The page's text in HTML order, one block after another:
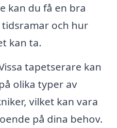
kan du få en bra
och hur
kan ta.
tapetserare kan
olika typer av
vilket kan vara
på dina behov.